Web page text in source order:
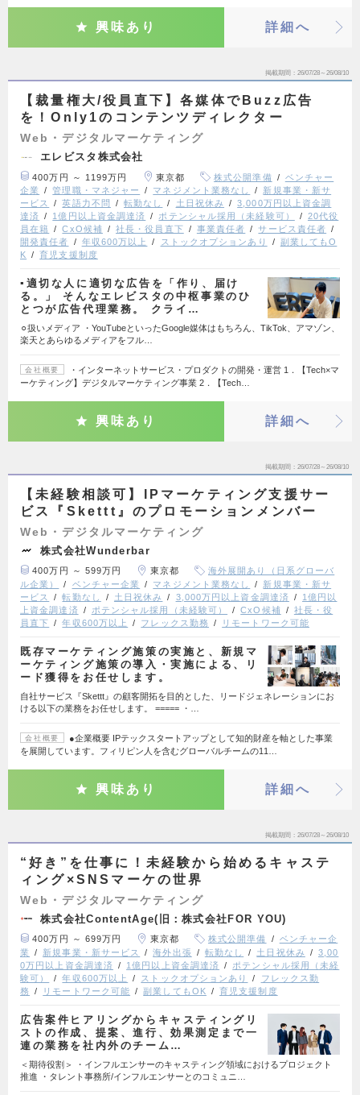
興味あり 詳細へ
掲載期間 26/07/28～26/08/10
【裁量権大/役員直下】各媒体でBuzz広告
を！Only1のコンテンツディレクター
Web・デジタルマーケティング
エレビスタ株式会社
400万円 ～ 1199万円 東京都 株式公開準備
ベンチャー
企業
管理職・マネジャー マネジメント業務なし
新規事業・新サ
ービス
英語力不問 転勤なし 土日祝休み
3,000万円以上資金調
達済
1億円以上資金調達済 ポテンシャル採用（未経験可）
20代役
員在籍
CxO候補 社長・役員直下 事業責任者
サービス責任者
開発責任者
年収600万以上 ストックオプションあり
副業してもO
K
育児支援制度
▪️適切な人に適切な広告を「作り、届け
る。」 そんなエレビスタの中枢事業のひ
とつが広告代理業務。 クライ…
⚪︎扱いメディア ・YouTubeといったGoogle媒体はもちろん、TikTok、アマゾン、
楽天とあらゆるメディアをフル…
会社概要
・インターネットサービス・プロダクトの開発・運営 1．【Tech×マ
ーケティング】デジタルマーケティング事業 2．【Tech…
興味あり 詳細へ
掲載期間 26/07/28～26/08/10
【未経験相談可】IPマーケティング支援サー
ビス『Skettt』のプロモーションメンバー
Web・デジタルマーケティング
株式会社Wunderbar
400万円 ～ 599万円 東京都
海外展開あり（日系グローバ
ル企業）
ベンチャー企業 マネジメント業務なし
新規事業・新サ
ービス
転勤なし 土日祝休み 3,000万円以上資金調達済
1億円以
上資金調達済
ポテンシャル採用（未経験可） CxO候補
社長・役
員直下
年収600万以上 フレックス勤務 リモートワーク可能
既存マーケティング施策の実施と、新規マ
ーケティング施策の導入・実施による、リ
ード獲得をお任せします。
自社サービス『Skettt』の顧客開拓を目的とした、リードジェネレーションにお
ける以下の業務をお任せします。 ===== ・…
会社概要
●企業概要 IPテックスタートアップとして知的財産を軸とした事業
を展開しています。フィリピン人を含むグローバルチームの11…
興味あり 詳細へ
掲載期間 26/07/28～26/08/10
“好き”を仕事に！未経験から始めるキャステ
ィング×SNSマーケの世界
Web・デジタルマーケティング
株式会社ContentAge(旧：株式会社FOR YOU)
400万円 ～ 699万円 東京都 株式公開準備
ベンチャー企
業
新規事業・新サービス 海外出張 転勤なし 土日祝休み
3,00
0万円以上資金調達済
1億円以上資金調達済
ポテンシャル採用（未経
験可）
年収600万以上 ストックオプションあり
フレックス勤
務
リモートワーク可能 副業してもOK 育児支援制度
広告案件ヒアリングからキャスティングリ
ストの作成、提案、進行、効果測定まで一
連の業務を社内外のチーム…
＜期待役割＞ ・インフルエンサーのキャスティング領域におけるプロジェクト
推進 ・タレント事務所/インフルエンサーとのコミュニ…